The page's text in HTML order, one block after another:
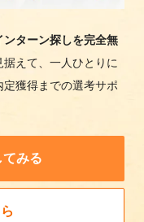
ターン探しを完全無
えて、一人ひとりに
獲得までの選考サポ
てみる